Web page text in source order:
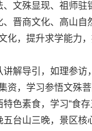
、文殊显现、祖师驻
、晋商文化、高山自
化，提升求学能力
讲解导引，如理参访
资，学习参悟文殊菩
色素食，学习“食存
台山三晚，景区核